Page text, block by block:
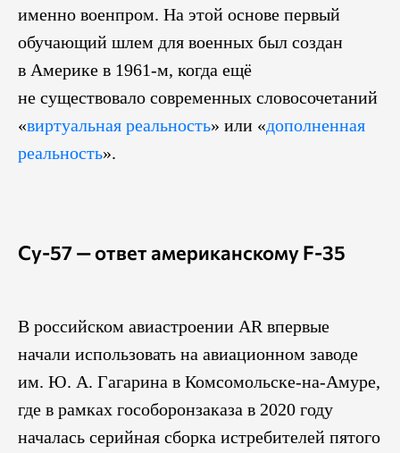
именно военпром. На этой основе первый
обучающий шлем для военных был создан
в Америке в 1961-м, когда ещё
не существовало современных словосочетаний
«виртуальная реальность» или «дополненная
реальность».
Су-57 — ответ американскому F-35
В российском авиастроении AR впервые
начали использовать на авиационном заводе
им. Ю. А. Гагарина в Комсомольске-на-Амуре,
где в рамках гособоронзаказа в 2020 году
началась серийная сборка истребителей пятого